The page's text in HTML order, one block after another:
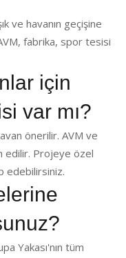
ve havanın geçişine
fabrika, spor tesisi
için
var mı?
önerilir. AVM ve
edilir. Projeye özel
edebilirsiniz.
Yakası'nın tüm